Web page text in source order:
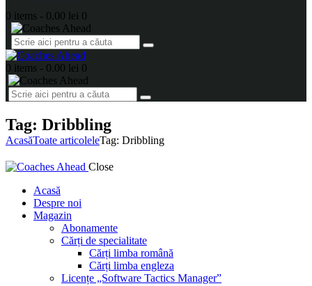
0 items - 0.00 lei 0
0 items - 0.00 lei 0
Tag: Dribbling
AcasăToate articoleleTag: Dribbling
Close
Acasă
Despre noi
Magazin
Abonamente
Cărți de specialitate
Cărți limba română
Cărți limba engleza
Licențe „Software Tactics Manager”